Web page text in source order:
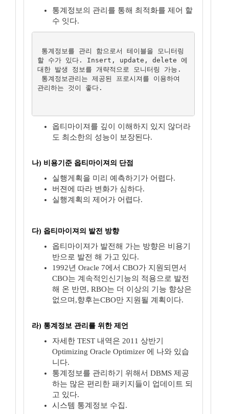
통계정보의 관리를 통해 최적화를 제어 할
수 잇다.
할 수가 있다. Insert, update, delete 에
대한 발생 정보를 개략적으로 모니터링 가능.
관리하는 것이 좋다.
옵티마이져를 깊이 이해하지 있지 않더라
도 최소한의 성능이 보장된다.
나) 비용기준 옵티마이져의 단점
실행게획을 미리 예측하기가 어렵다.
버젼에 따라 변화가 심하다.
실행계획의 제어가 어렵다.
다) 옵티마이져의 발전 방향
옵티마이져가 발전해 가는 방향은 비용기
반으로 발전 해 가고 있다.
1992년 Oracle 7에서 CBO가 지원되면서
CBO는 계속적인신기능의 적용으로 발전
해 온 반면, RBO는 더 이상의 기능 향상은
없으며,향후는CBO만 지원될 계획이다.
라) 통계정보 관리를 위한 제언
자세한 TEST 내역은 2011 상반기
Optimizing Oracle Optimizer 에 나와 있습
니다.
통계정보를 관리하기 위해서 DBMS 제공
하는 많은 편리한 패키지들이 업데이트 되
고 있다.
시스템 통계정보 수집.